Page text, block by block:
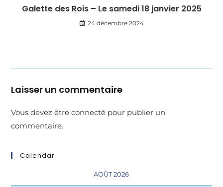
Galette des Rois – Le samedi 18 janvier 2025
24 décembre 2024
Laisser un commentaire
Vous devez êtreconnecté pour publier un
commentaire.
Calendar
AOÛT 2026